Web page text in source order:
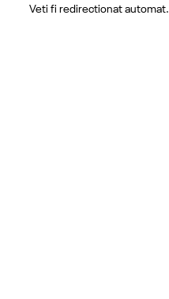
Veti fi redirectionat automat.